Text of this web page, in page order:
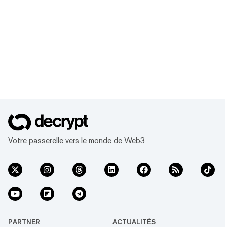
Votre passerelle vers le monde de Web3
PARTNER ACTUALITÉS